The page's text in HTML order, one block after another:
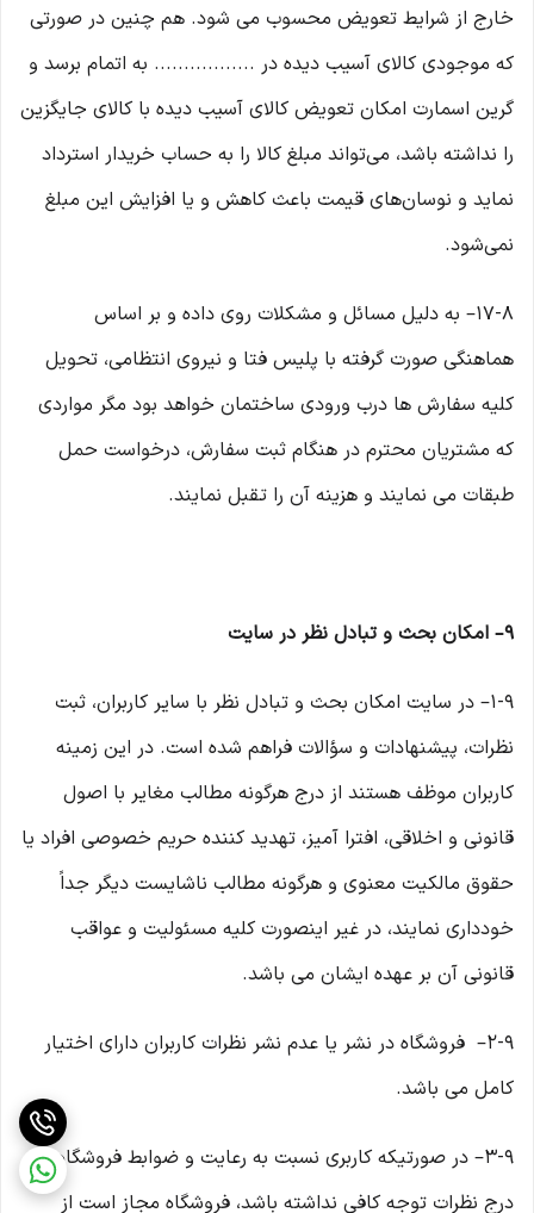
خارج از شرایط تعویض محسوب می شود. هم چنین در صورتی
که موجودی کالای آسیب دیده در ................. به اتمام برسد و
گرین اسمارت امکان تعویض کالای آسیب دیده با کالای جایگزین
را نداشته باشد، می‌تواند مبلغ کالا را به حساب خریدار استرداد
نماید و نوسان‏‌های قیمت باعث کاهش و یا افزایش این مبلغ
نمی‌‏شود.
۱۷-۸– به دلیل مسائل و مشکلات روی داده و بر اساس
هماهنگی صورت گرفته با پلیس فتا و نیروی انتظامی، تحویل
کلیه سفارش ها درب ورودی ساختمان خواهد بود مگر مواردی
که مشتریان محترم در هنگام ثبت سفارش، درخواست حمل
طبقات می نمایند و هزینه آن را تقبل نمایند.
۹– امکان بحث و تبادل نظر در سایت
۱-۹– در سایت امکان بحث و تبادل نظر با سایر کاربران، ثبت
نظرات، پیشنهادات و سؤالات فراهم شده است. در این زمینه
کاربران موظف هستند از درج هرگونه مطالب مغایر با اصول
قانونی و اخلاقی، افترا آمیز، تهدید کننده حریم خصوصی افراد یا
حقوق مالکیت معنوی و هرگونه مطالب ناشایست دیگر جداً
خودداری نمایند، در غیر اینصورت کلیه مسئولیت و عواقب
قانونی آن بر عهده ایشان می باشد.
۲-۹– فروشگاه در نشر یا عدم نشر نظرات کاربران دارای اختیار
کامل می باشد.
۳-۹– در صورتیکه کاربری نسبت به رعایت و ضوابط فروشگاه در
درج نظرات توجه کافی نداشته باشد، فروشگاه مجاز است از